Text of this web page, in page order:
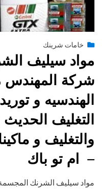
by engmansyPosted
يونيو 30, 2015
خامات شرينك
مواد سيليف
شركة المهندس
الهندسيه و
التغليف
والتغليف و
– ام تو باك
مواد سيليف الشرنك